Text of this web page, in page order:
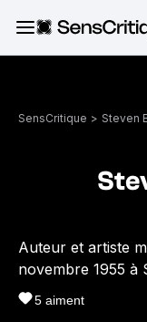
SensCritique > Steven
Auteur et artiste
novembre 1955 à
5 aiment